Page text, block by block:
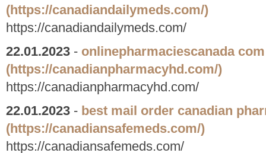
(https://canadiandailymeds.com/)
https://canadiandailymeds.com/
22.01.2023 - onlinepharmaciescanada com
(https://canadianpharmacyhd.com/)
https://canadianpharmacyhd.com/
22.01.2023 - best mail order canadian
(https://canadiansafemeds.com/)
https://canadiansafemeds.com/